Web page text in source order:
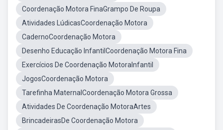
Coordenação Motora FinaGrampo De Roupa
Atividades LúdicasCoordenação Motora
CadernoCoordenação Motora
Desenho Educação InfantilCoordenação Motora Fina
Exercícios De Coordenação MotoraInfantil
JogosCoordenação Motora
Tarefinha MaternalCoordenação Motora Grossa
Atividades De Coordenação MotoraArtes
BrincadeirasDe Coordenação Motora